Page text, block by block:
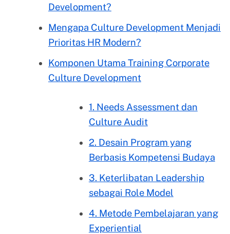
Development?
Mengapa Culture Development Menjadi
Prioritas HR Modern?
Komponen Utama Training Corporate
Culture Development
1. Needs Assessment dan
Culture Audit
2. Desain Program yang
Berbasis Kompetensi Budaya
3. Keterlibatan Leadership
sebagai Role Model
4. Metode Pembelajaran yang
Experiential